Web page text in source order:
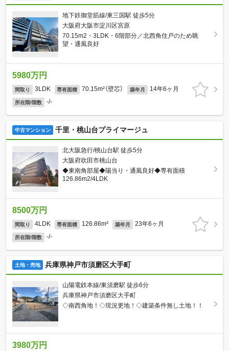
地下鉄御堂筋線/東三国駅 徒歩5分
大阪府大阪市淀川区宮原
70.15m2・3LDK・6階部分／北西角住戸のため眺
望・通風良好
5980万円
間取り 3LDK 専有面積 70.15m²（壁芯） 築年月 14年6ヶ月
所在階/階数 -/-
中古マンション 千里・桃山台プライマージュ
北大阪急行/桃山台駅 徒歩5分
大阪府吹田市桃山台
◆東南角部屋◆陽当り・通風良好◆専有面積
126.86m2/4LDK
8500万円
間取り 4LDK 専有面積 126.86m² 築年月 23年6ヶ月
所在階/階数 -/-
土地・売地 兵庫県神戸市須磨区大手町
山陽電鉄本線/東須磨駅 徒歩6分
兵庫県神戸市須磨区大手町
◇南西角地！◇現況更地！◇建築条件無し土地！！
3980万円